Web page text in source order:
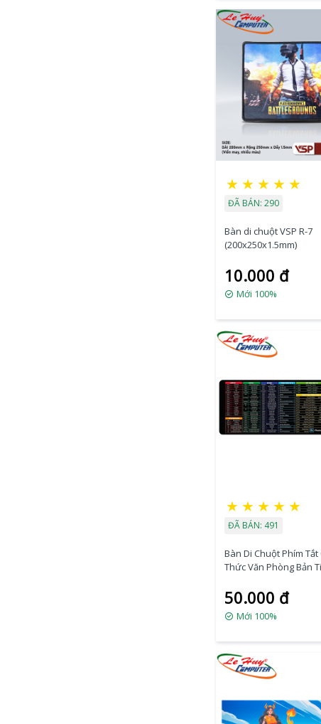
★ ★ ★ ★ ★
ĐÃ BÁN: 290
Bàn di chuột VSP R-7
(200x250x1.5mm)
10.000 đ
Mới 100%
★ ★ ★ ★ ★
ĐÃ BÁN: 491
Bàn Di Chuột Phím Tắt
Thức Văn Phòng Bản
50.000 đ
Mới 100%